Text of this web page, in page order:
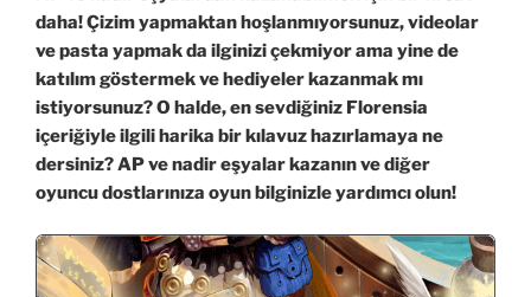
daha! Çizim yapmaktan hoşlanmıyorsunuz, videolar
ve pasta yapmak da ilginizi çekmiyor ama yine de
katılım göstermek ve hediyeler kazanmak mı
istiyorsunuz? O halde, en sevdiğiniz Florensia
içeriğiyle ilgili harika bir kılavuz hazırlamaya ne
dersiniz? AP ve nadir eşyalar kazanın ve diğer
oyuncu dostlarınıza oyun bilginizle yardımcı olun!